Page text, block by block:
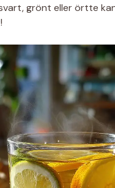
grönt eller örtte